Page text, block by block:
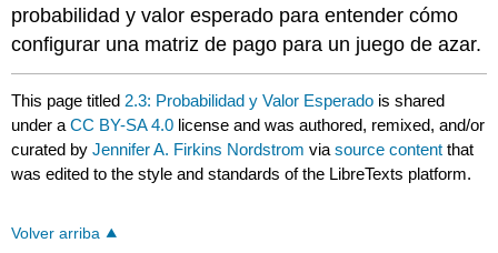
probabilidad y valor esperado para entender cómo
configurar una matriz de pago para un juego de azar.
This page titled 2.3: Probabilidad y Valor Esperado is shared
under aCC BY-SA 4.0 license and was authored, remixed, and/or
curated byJennifer A. Firkins Nordstrom viasource content that
was edited to the style and standards of the LibreTexts platform.
Volver arriba